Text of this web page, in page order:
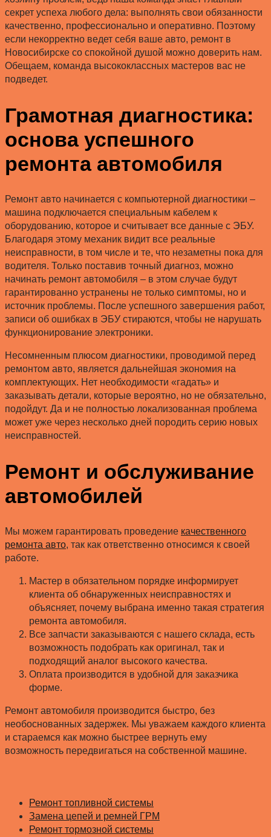
секрет успеха любого дела: выполнять свои обязанности
качественно, профессионально и оперативно. Поэтому
если некорректно ведет себя ваше авто, ремонт в
Новосибирске со спокойной душой можно доверить нам.
Обещаем, команда высококлассных мастеров вас не
подведет.
Грамотная диагностика:
основа успешного
ремонта автомобиля
Ремонт авто начинается с компьютерной диагностики –
машина подключается специальным кабелем к
оборудованию, которое и считывает все данные с ЭБУ.
Благодаря этому механик видит все реальные
неисправности, в том числе и те, что незаметны пока для
водителя. Только поставив точный диагноз, можно
начинать ремонт автомобиля – в этом случае будут
гарантированно устранены не только симптомы, но и
источник проблемы. После успешного завершения работ,
записи об ошибках в ЭБУ стираются, чтобы не нарушать
функционирование электроники.
Несомненным плюсом диагностики, проводимой перед
ремонтом авто, является дальнейшая экономия на
комплектующих. Нет необходимости «гадать» и
заказывать детали, которые вероятно, но не обязательно,
подойдут. Да и не полностью локализованная проблема
может уже через несколько дней породить серию новых
неисправностей.
Ремонт и обслуживание
автомобилей
Мы можем гарантировать проведение качественного
ремонта авто, так как ответственно относимся к своей
работе.
Мастер в обязательном порядке информирует
клиента об обнаруженных неисправностях и
объясняет, почему выбрана именно такая стратегия
ремонта автомобиля.
Все запчасти заказываются с нашего склада, есть
возможность подобрать как оригинал, так и
подходящий аналог высокого качества.
Оплата производится в удобной для заказчика
форме.
Ремонт автомобиля производится быстро, без
необоснованных задержек. Мы уважаем каждого клиента
и стараемся как можно быстрее вернуть ему
возможность передвигаться на собственной машине.
Ремонт топливной системы
Замена цепей и ремней ГРМ
Ремонт тормозной системы